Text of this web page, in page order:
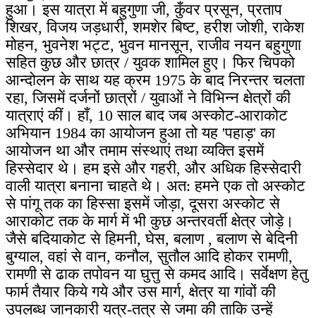
हुआ। इस यात्रा में बहुगुणा जी, कुँवर प्रसून, प्रताप
शिखर, विजय जड़धारी, शमशेर बिष्ट, हरीश जोशी, राकेश
मोहन, भुवनेश भट्ट, भुवन मानसून, राजीव नयन बहुगुणा
सहित कुछ और छात्र / युवक शामिल हुए। फिर चिपको
आन्दोलन के साथ यह क्रम 1975 के बाद निरन्तर चलता
रहा, जिसमें दर्जनों छात्रों / युवाओं ने विभिन्न क्षेत्रों की
यात्राएं कीं। हाँ, 10 साल बाद जब अस्कोट-आराकोट
अभियान 1984 का आयोजन हुआ तो यह 'पहाड़' का
आयोजन था और तमाम संस्थाएं तथा व्यक्ति इसमें
हिस्सेदार थे। हम इसे और गहरी, और अधिक हिस्सेदारी
वाली यात्रा बनाना चाहते थे। अत: हमने एक तो अस्कोट
से पांगू तक का हिस्सा इसमें जोड़ा, दूसरा अस्कोट से
आराकोट तक के मार्ग में भी कुछ अन्तरवर्ती क्षेत्र जोड़े।
जैसे बदियाकोट से हिमनी, घेस, बलाण , बलाण से बेदिनी
बुग्याल, वहां से वान, कनौल, सुतौल आदि होकर रामणी,
रामणी से ढाक तपोवन या घुत्तु से कमद आदि। सर्वेक्षण हेतु
फार्म तैयार किये गये और उस मार्ग, क्षेत्र या गांवों की
उपलब्ध जानकारी यत्र-तत्र से जमा की ताकि उन्हें